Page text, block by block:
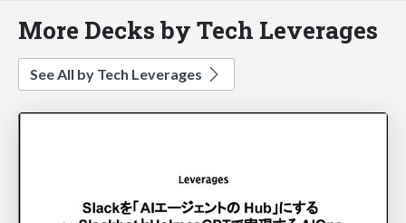
More Decks by Tech Leverages
See All by Tech Leverages